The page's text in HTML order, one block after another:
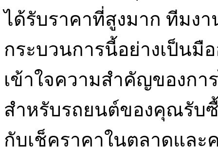
ได้รับราคาที่สูงมาก ทีมง
กระบวนการนี้อย่างเป็นมื
เข้าใจความสำคัญของกา
สำหรับรถยนต์ของคุณรับ
กับเช็คราคาในตลาดและ